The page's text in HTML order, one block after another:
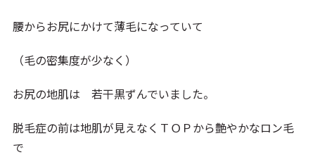
腰からお尻にかけて薄毛になっていて
（毛の密集度が少なく）
お尻の地肌は 若干黒ずんでいました。
脱毛症の前は地肌が見えなくＴＯＰから艶やかなロン毛
で